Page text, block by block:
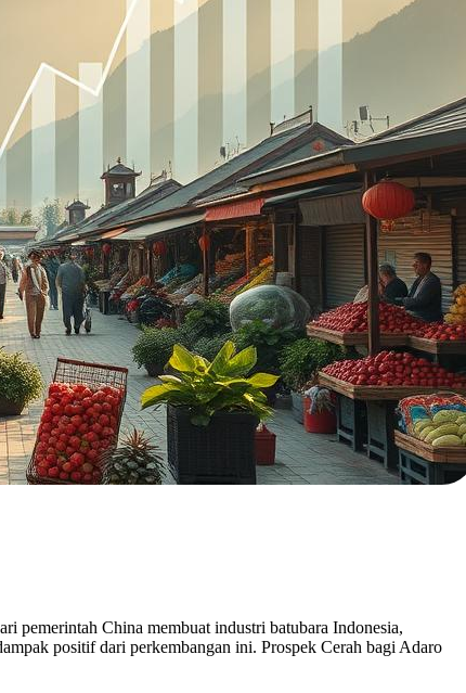
pemerintah China membuat industri batubara Indonesia,
positif dari perkembangan ini. Prospek Cerah bagi Adaro